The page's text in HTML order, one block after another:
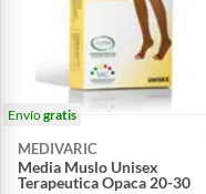
Envíogratis
MEDIVARIC
Media Muslo Unisex
Terapeutica Opaca 20-30